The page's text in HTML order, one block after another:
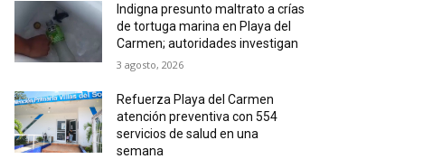
Indigna presunto maltrato a crías
de tortuga marina en Playa del
Carmen; autoridades investigan
3 agosto, 2026
Refuerza Playa del Carmen
atención preventiva con 554
servicios de salud en una
semana